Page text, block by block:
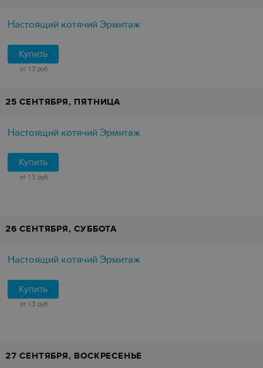
Настоящий котячий Эрмитаж
Купить
от 13 руб.
25 СЕНТЯБРЯ, ПЯТНИЦА
Настоящий котячий Эрмитаж
Купить
от 13 руб.
26 СЕНТЯБРЯ, СУББОТА
Настоящий котячий Эрмитаж
Купить
от 13 руб.
27 СЕНТЯБРЯ, ВОСКРЕСЕНЬЕ